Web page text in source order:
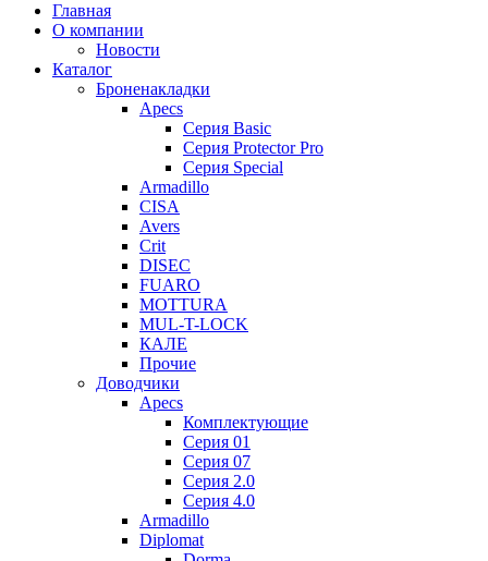
Главная
О компании
Новости
Каталог
Броненакладки
Apecs
Серия Basic
Серия Protector Pro
Серия Special
Armadillo
CISA
Avers
Crit
DISEC
FUARO
MOTTURA
MUL-T-LOCK
КАЛЕ
Прочие
Доводчики
Apecs
Комплектующие
Серия 01
Серия 07
Серия 2.0
Серия 4.0
Armadillo
Diplomat